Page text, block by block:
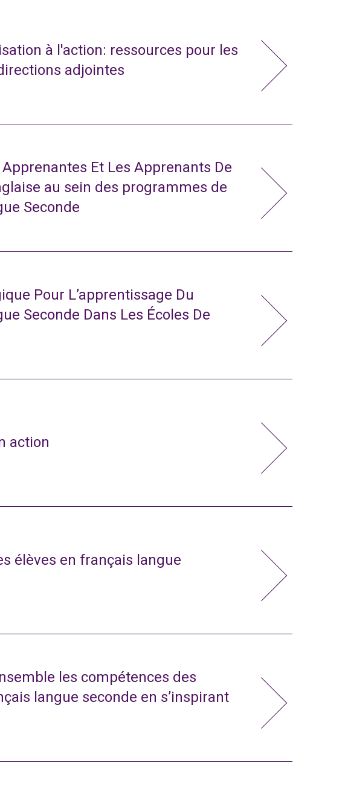
à l'action: ressources pour les
adjointes
Et Les Apprenants De
au sein des programmes de
Seconde
Pour L’apprentissage Du
Seconde Dans Les Écoles De
action
élèves en français langue
les compétences des
langue seconde en s’inspirant